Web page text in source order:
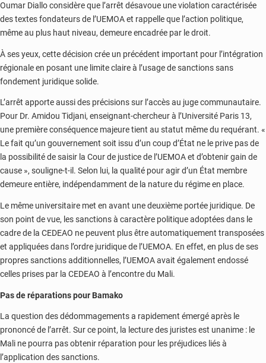
Oumar Diallo considère que l’arrêt désavoue une violation caractérisée
des textes fondateurs de l’UEMOA et rappelle que l’action politique,
même au plus haut niveau, demeure encadrée par le droit.
À ses yeux, cette décision crée un précédent important pour l’intégration
régionale en posant une limite claire à l’usage de sanctions sans
fondement juridique solide.
L’arrêt apporte aussi des précisions sur l’accès au juge communautaire.
Pour Dr. Amidou Tidjani, enseignant-chercheur à l’Université Paris 13,
une première conséquence majeure tient au statut même du requérant. «
Le fait qu’un gouvernement soit issu d’un coup d’État ne le prive pas de
la possibilité de saisir la Cour de justice de l’UEMOA et d’obtenir gain de
cause », souligne-t-il. Selon lui, la qualité pour agir d’un État membre
demeure entière, indépendamment de la nature du régime en place.
Le même universitaire met en avant une deuxième portée juridique. De
son point de vue, les sanctions à caractère politique adoptées dans le
cadre de la CEDEAO ne peuvent plus être automatiquement transposées
et appliquées dans l’ordre juridique de l’UEMOA. En effet, en plus de ses
propres sanctions additionnelles, l’UEMOA avait également endossé
celles prises par la CEDEAO à l’encontre du Mali.
Pas de réparations pour Bamako
La question des dédommagements a rapidement émergé après le
prononcé de l’arrêt. Sur ce point, la lecture des juristes est unanime : le
Mali ne pourra pas obtenir réparation pour les préjudices liés à
l’application des sanctions.